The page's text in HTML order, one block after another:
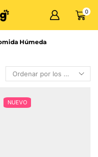
0
Húmeda
NUEVO